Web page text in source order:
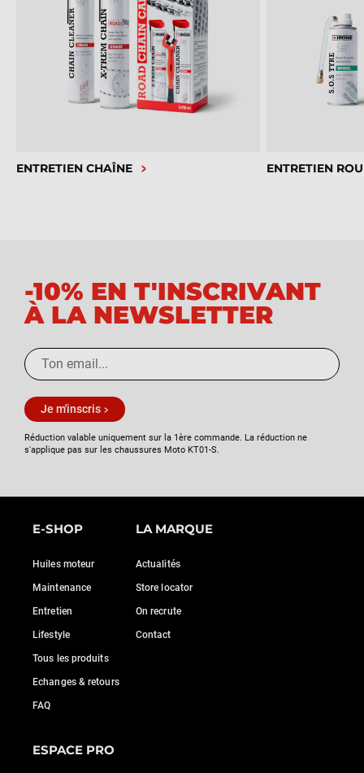
ENTRETIEN CHAÎNE ENTRETIEN
-10% EN T'INSCRIVANT
À LA NEWSLETTER
Je m'inscris
Réduction valable uniquement sur la 1ère commande. La réduction ne
s'applique pas sur les chaussures Moto KT01-S.
E-SHOP
Huiles moteur
Maintenance
Entretien
Lifestyle
Tous les produits
Echanges & retours
FAQ
LA MARQUE
Actualités
Store locator
On recrute
Contact
ESPACE PRO